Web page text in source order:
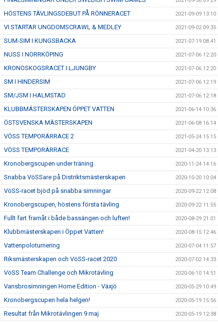
HÖSTENS TÄVLINGSDEBUT PÅ RÖNNERACET 2021-09-09 13:10
VI STARTAR UNGDOMSCRAWL & MEDLEY 2021-09-02 09:35
SUM-SIM I KUNGSBACKA 2021-07-19 08:41
NUSS I NORRKÖPING 2021-07-06 12:20
KRONOSKOGSRACET I LJUNGBY 2021-07-06 12:20
SM I HINDERSIM 2021-07-06 12:19
SM/JSM I HALMSTAD 2021-07-06 12:18
KLUBBMÄSTERSKAPEN ÖPPET VATTEN 2021-06-14 10:36
ÖSTSVENSKA MÄSTERSKAPEN 2021-06-08 16:14
VÖSS TEMPORÄRRACE 2 2021-05-24 15:15
VÖSS TEMPORÄRRACE 2021-04-20 13:13
Kronobergscupen under träning 2020-11-24 14:16
Snabba VöSSare på Distriktsmästerskapen 2020-10-20 10:04
VöSS-racet bjöd på snabba simningar 2020-09-22 12:08
Kronobergscupen, höstens första tävling 2020-09-22 11:55
Fullt fart framåt i både bassängen och luften! 2020-08-29 21:01
Klubbmästerskapen i Öppet Vatten! 2020-08-15 12:46
Vattenpoloturnering 2020-07-04 11:57
Riksmästerskapen och VöSS-racet 2020 2020-07-02 14:33
VöSS Team Challenge och Mikrotävling 2020-06-10 14:51
Vansbrosimningen Home Edition - Växjö 2020-05-29 10:49
Kronobergscupen hela helgen! 2020-05-19 15:56
Resultat från Mikrotävlingen 9 maj 2020-05-19 12:38